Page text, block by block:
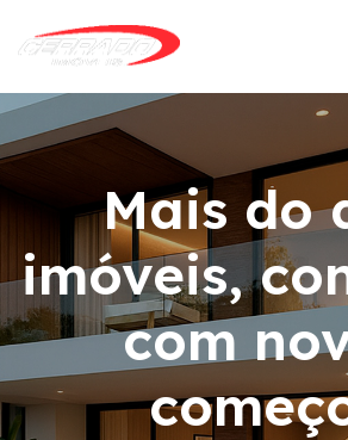
Mais do
imóveis,
com